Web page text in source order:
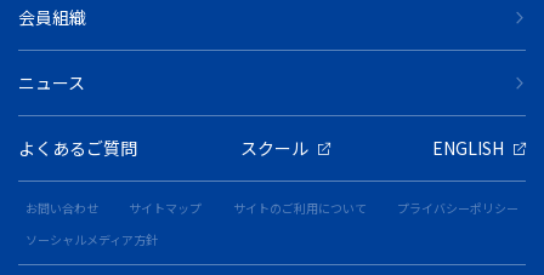
会員組織
ニュース
よくあるご質問 スクール ENGLISH
お問い合わせ サイトマップ サイトのご利用について
プライバシーポリシー
ソーシャルメディア方針